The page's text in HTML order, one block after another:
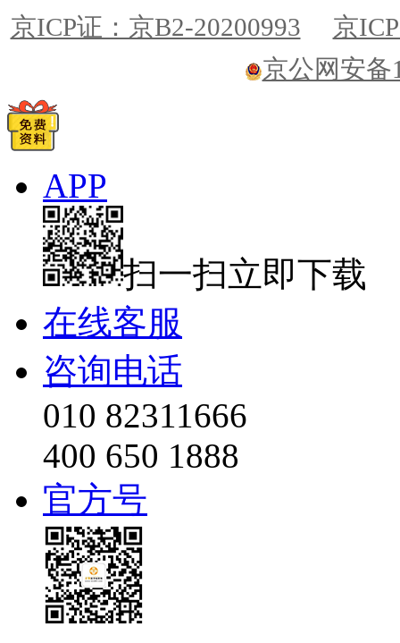
京ICP证：京B2-20200993
京
京公网安备
APP
扫一扫立即下载
在线客服
咨询电话
010 82311666
400 650 1888
官方号